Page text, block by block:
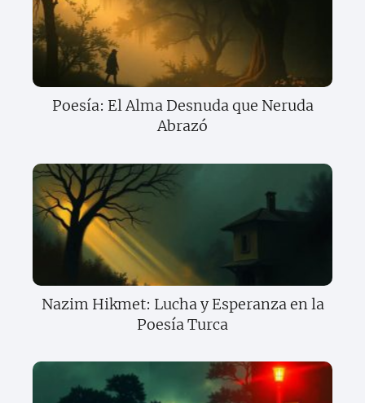
Poesía: El Alma Desnuda que Neruda
Abrazó
Nazim Hikmet: Lucha y Esperanza en la
Poesía Turca